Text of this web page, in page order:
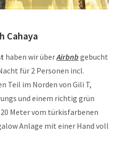
Cahaya
haben wir überAirbnb gebucht
für 2 Personen incl.
Teil im Norden von Gili T,
und einem richtig grün
Meter vom türkisfarbenen
Anlage mit einer Hand voll